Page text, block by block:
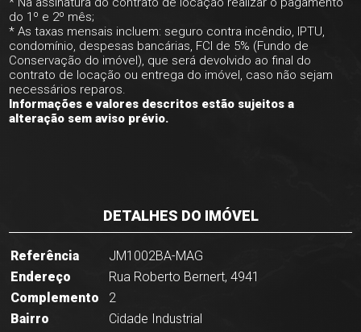
do 1º e 2º mês;
* As taxas mensais incluem: seguro contra incêndio, IPTU,
condomínio, despesas bancárias, FCI de 5% (Fundo de
Conservação do imóvel), que será devolvido ao final do
contrato de locação ou entrega do imóvel, caso não sejam
necessários reparos.
Informações e valores descritos estão sujeitos a
alteração sem aviso prévio.
DETALHES DO IMÓVEL
Referência
JM1002BA-MAG
Endereço
Rua Roberto Bernert, 4941
Complemento
2
Bairro
Cidade Industrial